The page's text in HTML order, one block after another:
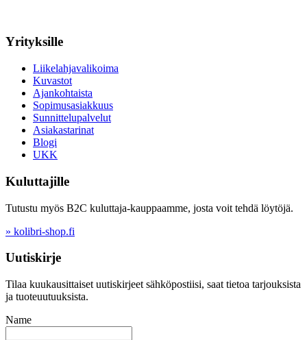
Yrityksille
Liikelahjavalikoima
Kuvastot
Ajankohtaista
Sopimusasiakkuus
Sunnittelupalvelut
Asiakastarinat
Blogi
UKK
Kuluttajille
Tutustu myös B2C kuluttaja-kauppaamme, josta voit tehdä löytöjä.
» kolibri-shop.fi
Uutiskirje
Tilaa kuukausittaiset uutiskirjeet sähköpostiisi, saat tietoa tarjouksista
ja tuoteuutuuksista.
Name